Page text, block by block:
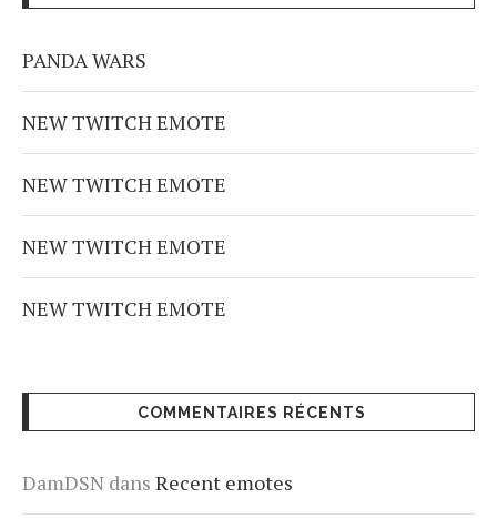
PANDA WARS
NEW TWITCH EMOTE
NEW TWITCH EMOTE
NEW TWITCH EMOTE
NEW TWITCH EMOTE
COMMENTAIRES RÉCENTS
DamDSN dans Recent emotes